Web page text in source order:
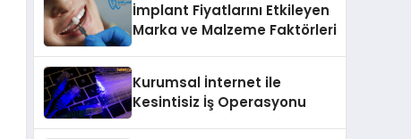
İmplant Fiyatlarını Etkileyen
Marka ve Malzeme Faktörleri
Kurumsal İnternet ile
Kesintisiz İş Operasyonu